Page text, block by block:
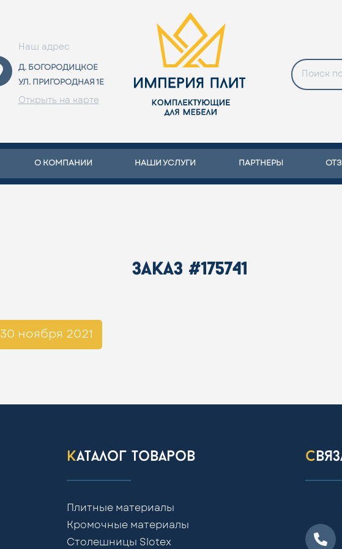
Наш адрес
Д. БОГОРОДИЦКОЕ
УЛ. ПРИГОРОДНАЯ 1Е
Открыть на карте
О КОМПАНИИ НАШИ УСЛУГИ ПАРТНЕРЫ
заказ #175741
30 ноября 2021
каталог товаров
Плитные материалы
Кромочные материалы
Столешницы Slotex